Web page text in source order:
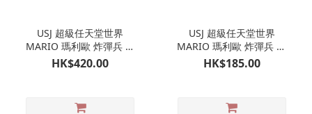
USJ 超級任天堂世界
MARIO 瑪利歐 炸彈兵 行
走玩具｜日本環球影城限
HK$420.00
USJ 超級任天堂世界
MARIO 瑪利歐 炸彈兵 孖
裝吊飾掛飾｜日本環球影
城限定
HK$185.00